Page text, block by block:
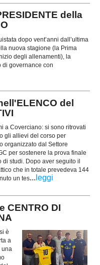
della
dopo vent’anni dall’ultima
nuova stagione (la Prima
degli allenamenti), la
di governance con
del
a Coverciano: si sono ritrovati
gli allievi del corso per
organizzato dal Settore
per sostenere la prova finale
di studi. Dopo aver seguito il
che in totale prevedeva 144
un tes... leggi
CENTRO DI
è
a
una